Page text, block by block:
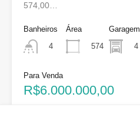
574,00…
Banheiros
4
Área
574
Garagem
4
Para Venda
R$6.000.000,00